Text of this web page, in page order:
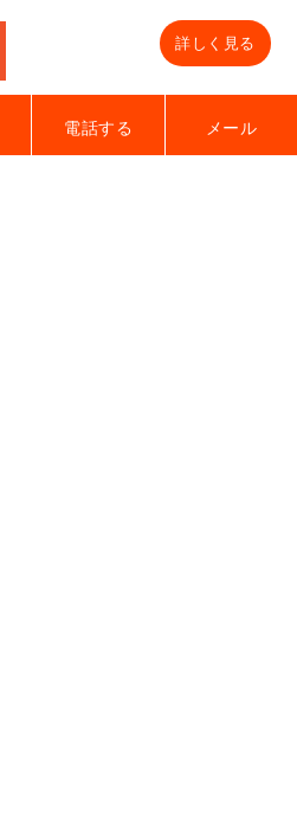
詳しく見る
電話する メール